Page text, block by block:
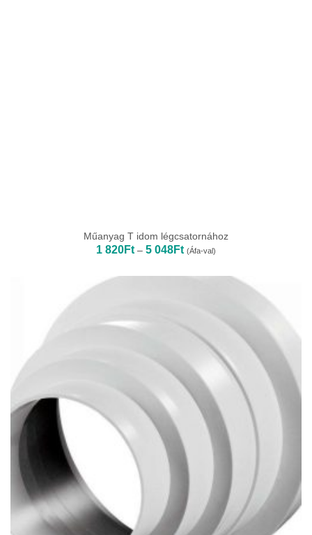
Műanyag T idom légcsatornához
1 820Ft – 5 048FtÁrtartomány:
1
-
(Áfa-val)